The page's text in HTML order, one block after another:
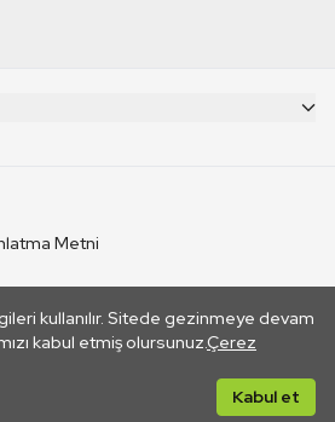
kullanılır. Sitede gezinmeye devam
kabul etmiş olursunuz.Çerez
Kabul et
Metni
TRT. Bağlantı yoluyla gidilen dış